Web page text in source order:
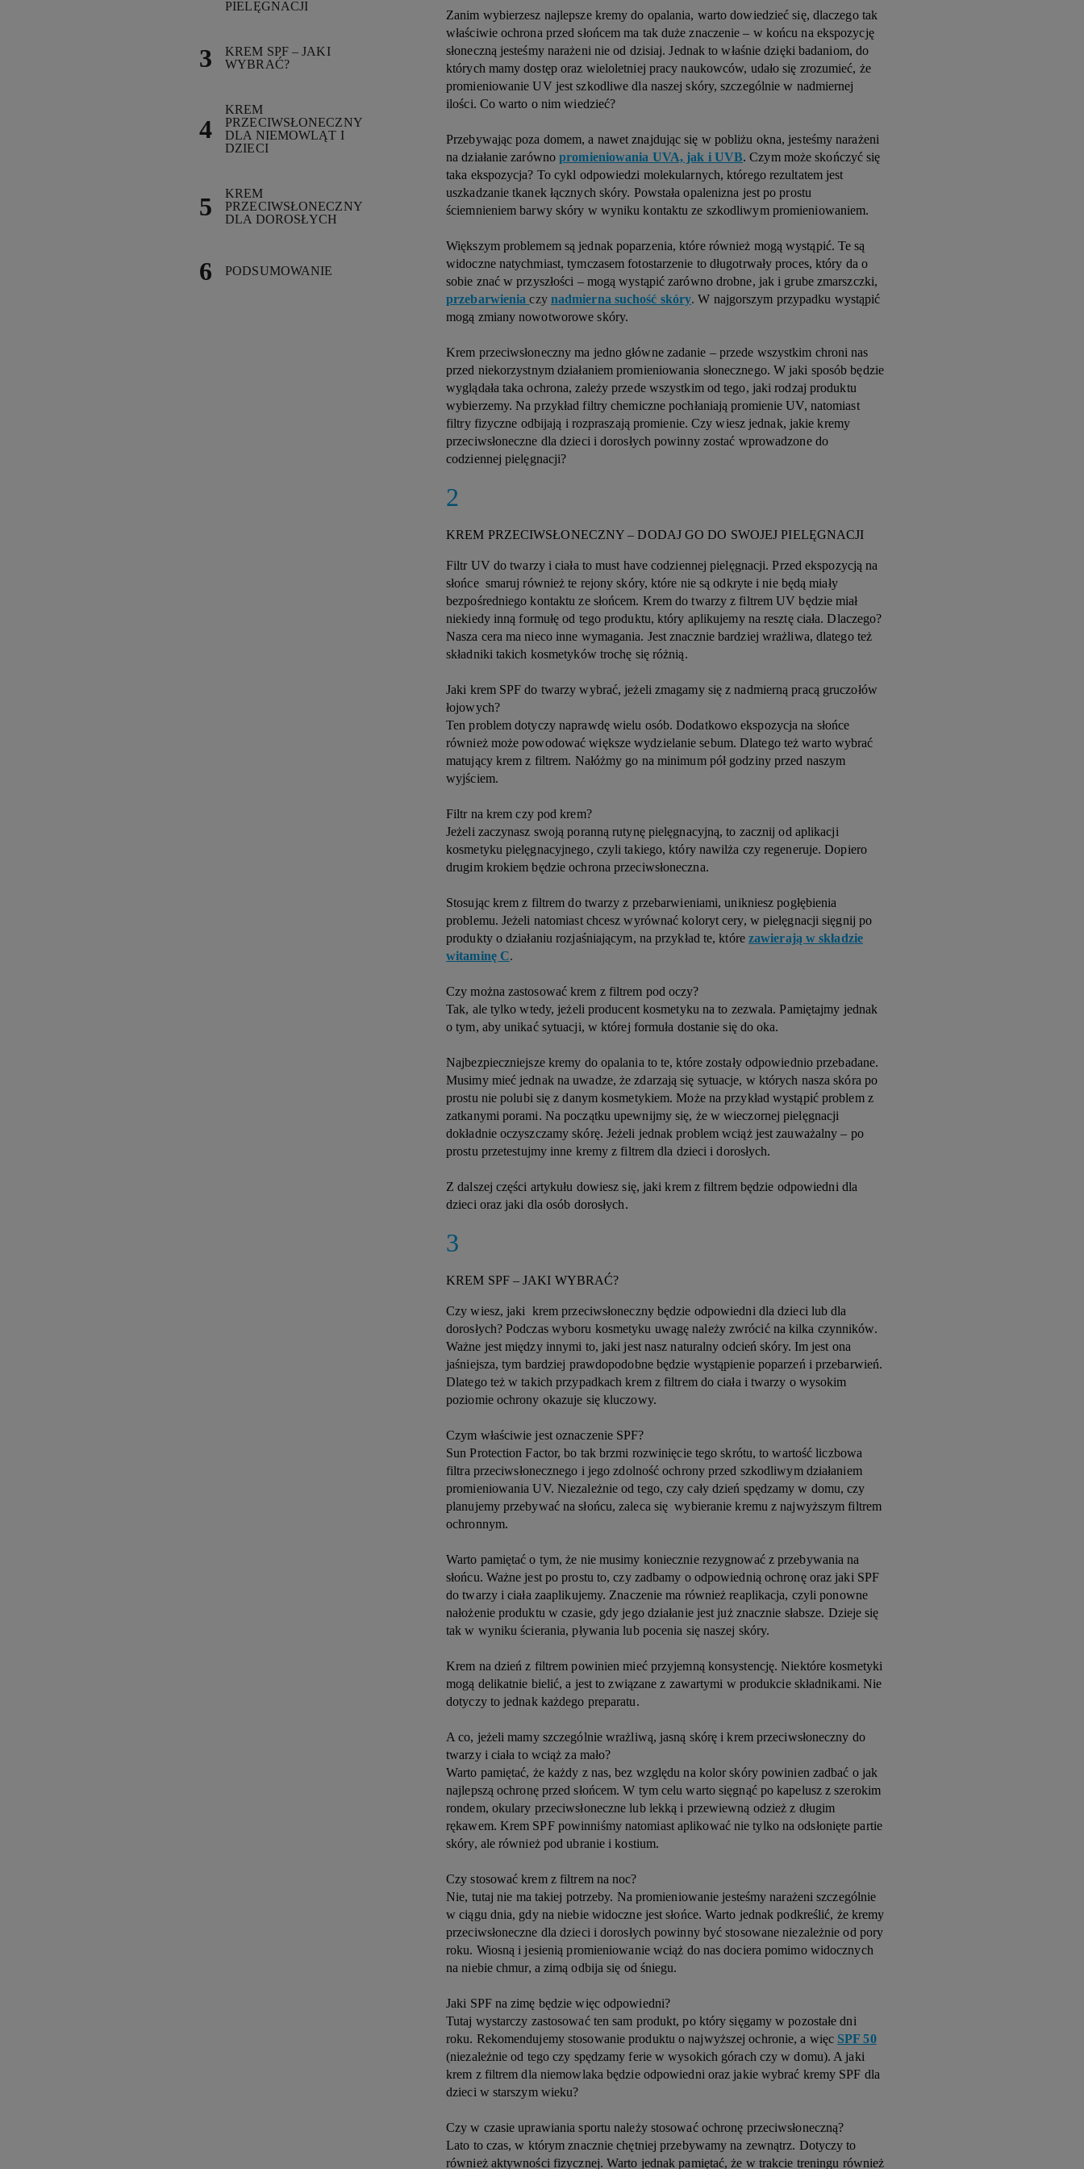
PIELĘGNACJI
KREM SPF – JAKI
WYBRAĆ?
KREM
PRZECIWSŁONECZNY
DLA NIEMOWLĄT I
DZIECI
KREM
PRZECIWSŁONECZNY
DLA DOROSŁYCH
PODSUMOWANIE
Zanim wybierzesz najlepsze kremy do opalania, warto dowiedzieć się, dlaczego tak
właściwie ochrona przed słońcem ma tak duże znaczenie – w końcu na ekspozycję
słoneczną jesteśmy narażeni nie od dzisiaj. Jednak to właśnie dzięki badaniom, do
których mamy dostęp oraz wieloletniej pracy naukowców, udało się zrozumieć, że
promieniowanie UV jest szkodliwe dla naszej skóry, szczególnie w nadmiernej
ilości. Co warto o nim wiedzieć?
Przebywając poza domem, a nawet znajdując się w pobliżu okna, jesteśmy narażeni
na działanie zarównopromieniowania UVA, jak i UVB. Czym może skończyć się
taka ekspozycja? To cykl odpowiedzi molekularnych, którego rezultatem jest
uszkadzanie tkanek łącznych skóry. Powstała opalenizna jest po prostu
ściemnieniem barwy skóry w wyniku kontaktu ze szkodliwym promieniowaniem.
Większym problemem są jednak poparzenia, które również mogą wystąpić. Te są
widoczne natychmiast, tymczasem fotostarzenie to długotrwały proces, który da o
sobie znać w przyszłości – mogą wystąpić zarówno drobne, jak i grube zmarszczki,
przebarwieniaczy nadmierna suchość skóry.W najgorszym przypadku wystąpić
mogą zmiany nowotworowe skóry.
Krem przeciwsłoneczny ma jedno główne zadanie – przede wszystkim chroni nas
przed niekorzystnym działaniem promieniowania słonecznego. W jaki sposób będzie
wyglądała taka ochrona, zależy przede wszystkim od tego, jaki rodzaj produktu
wybierzemy. Na przykład filtry chemiczne pochłaniają promienie UV, natomiast
filtry fizyczne odbijają i rozpraszają promienie. Czy wiesz jednak, jakie kremy
przeciwsłoneczne dla dzieci i dorosłych powinny zostać wprowadzone do
codziennej pielęgnacji?
KREM PRZECIWSŁONECZNY – DODAJ GO DO SWOJEJ PIELĘGNACJI
Filtr UV do twarzy i ciała to must have codziennej pielęgnacji. Przed ekspozycją na
słońce smaruj również te rejony skóry, które nie są odkryte i nie będą miały
bezpośredniego kontaktu ze słońcem. Krem do twarzy z filtrem UV będzie miał
niekiedy inną formułę od tego produktu, który aplikujemy na resztę ciała. Dlaczego?
Nasza cera ma nieco inne wymagania. Jest znacznie bardziej wrażliwa, dlatego też
składniki takich kosmetyków trochę się różnią.
Jaki krem SPF do twarzy wybrać, jeżeli zmagamy się z nadmierną pracą gruczołów
łojowych?
Ten problem dotyczy naprawdę wielu osób. Dodatkowo ekspozycja na słońce
również może powodować większe wydzielanie sebum. Dlatego też warto wybrać
matujący krem z filtrem. Nałóżmy go na minimum pół godziny przed naszym
wyjściem.
Filtr na krem czy pod krem?
Jeżeli zaczynasz swoją poranną rutynę pielęgnacyjną, to zacznij od aplikacji
kosmetyku pielęgnacyjnego, czyli takiego, który nawilża czy regeneruje. Dopiero
drugim krokiem będzie ochrona przeciwsłoneczna.
Stosując krem z filtrem do twarzy z przebarwieniami, unikniesz pogłębienia
problemu. Jeżeli natomiast chcesz wyrównać koloryt cery, w pielęgnacji sięgnij po
produkty o działaniu rozjaśniającym, na przykład te, które zawierają w składzie
witaminę C.
Czy można zastosować krem z filtrem pod oczy?
Tak, ale tylko wtedy, jeżeli producent kosmetyku na to zezwala. Pamiętajmy jednak
o tym, aby unikać sytuacji, w której formuła dostanie się do oka.
Najbezpieczniejsze kremy do opalania to te, które zostały odpowiednio przebadane.
Musimy mieć jednak na uwadze, że zdarzają się sytuacje, w których nasza skóra po
prostu nie polubi się z danym kosmetykiem. Może na przykład wystąpić problem z
zatkanymi porami. Na początku upewnijmy się, że w wieczornej pielęgnacji
dokładnie oczyszczamy skórę. Jeżeli jednak problem wciąż jest zauważalny – po
prostu przetestujmy inne kremy z filtrem dla dzieci i dorosłych.
Z dalszej części artykułu dowiesz się, jaki krem z filtrem będzie odpowiedni dla
dzieci oraz jaki dla osób dorosłych.
KREM SPF – JAKI WYBRAĆ?
Czy wiesz, jaki krem przeciwsłoneczny będzie odpowiedni dla dzieci lub dla
dorosłych? Podczas wyboru kosmetyku uwagę należy zwrócić na kilka czynników.
Ważne jest między innymi to, jaki jest nasz naturalny odcień skóry. Im jest ona
jaśniejsza, tym bardziej prawdopodobne będzie wystąpienie poparzeń i przebarwień.
Dlatego też w takich przypadkach krem z filtrem do ciała i twarzy o wysokim
poziomie ochrony okazuje się kluczowy.
Czym właściwie jest oznaczenie SPF?
Sun Protection Factor, bo tak brzmi rozwinięcie tego skrótu, to wartość liczbowa
filtra przeciwsłonecznego i jego zdolność ochrony przed szkodliwym działaniem
promieniowania UV. Niezależnie od tego, czy cały dzień spędzamy w domu, czy
planujemy przebywać na słońcu, zaleca się wybieranie kremu z najwyższym filtrem
ochronnym.
Warto pamiętać o tym, że nie musimy koniecznie rezygnować z przebywania na
słońcu. Ważne jest po prostu to, czy zadbamy o odpowiednią ochronę oraz jaki SPF
do twarzy i ciała zaaplikujemy. Znaczenie ma również reaplikacja, czyli ponowne
nałożenie produktu w czasie, gdy jego działanie jest już znacznie słabsze. Dzieje się
tak w wyniku ścierania, pływania lub pocenia się naszej skóry.
Krem na dzień z filtrem powinien mieć przyjemną konsystencję. Niektóre kosmetyki
mogą delikatnie bielić, a jest to związane z zawartymi w produkcie składnikami. Nie
dotyczy to jednak każdego preparatu.
A co, jeżeli mamy szczególnie wrażliwą, jasną skórę i krem przeciwsłoneczny do
twarzy i ciała to wciąż za mało?
Warto pamiętać, że każdy z nas, bez względu na kolor skóry powinien zadbać o jak
najlepszą ochronę przed słońcem. W tym celu warto sięgnąć po kapelusz z szerokim
rondem, okulary przeciwsłoneczne lub lekką i przewiewną odzież z długim
rękawem. Krem SPF powinniśmy natomiast aplikować nie tylko na odsłonięte partie
skóry, ale również pod ubranie i kostium.
Czy stosować krem z filtrem na noc?
Nie, tutaj nie ma takiej potrzeby. Na promieniowanie jesteśmy narażeni szczególnie
w ciągu dnia, gdy na niebie widoczne jest słońce. Warto jednak podkreślić, że kremy
przeciwsłoneczne dla dzieci i dorosłych powinny być stosowane niezależnie od pory
roku. Wiosną i jesienią promieniowanie wciąż do nas dociera pomimo widocznych
na niebie chmur, a zimą odbija się od śniegu.
Jaki SPF na zimę będzie więc odpowiedni?
Tutaj wystarczy zastosować ten sam produkt, po który sięgamy w pozostałe dni
roku. Rekomendujemy stosowanie produktu o najwyższej ochronie, a więc SPF 50
(niezależnie od tego czy spędzamy ferie w wysokich górach czy w domu). A jaki
krem z filtrem dla niemowlaka będzie odpowiedni oraz jakie wybrać kremy SPF dla
dzieci w starszym wieku?
Czy w czasie uprawiania sportu należy stosować ochronę przeciwsłoneczną?
Lato to czas, w którym znacznie chętniej przebywamy na zewnątrz. Dotyczy to
również aktywności fizycznej. Warto jednak pamiętać, że w trakcie treningu również